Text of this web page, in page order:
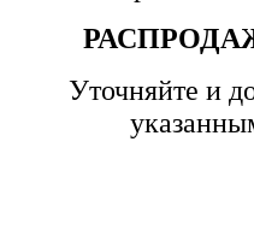
Уточняйте и